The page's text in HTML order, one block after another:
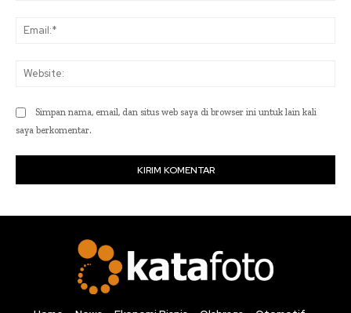
Simpan nama, email, dan situs web saya di browser ini untuk lain kali
saya berkomentar.